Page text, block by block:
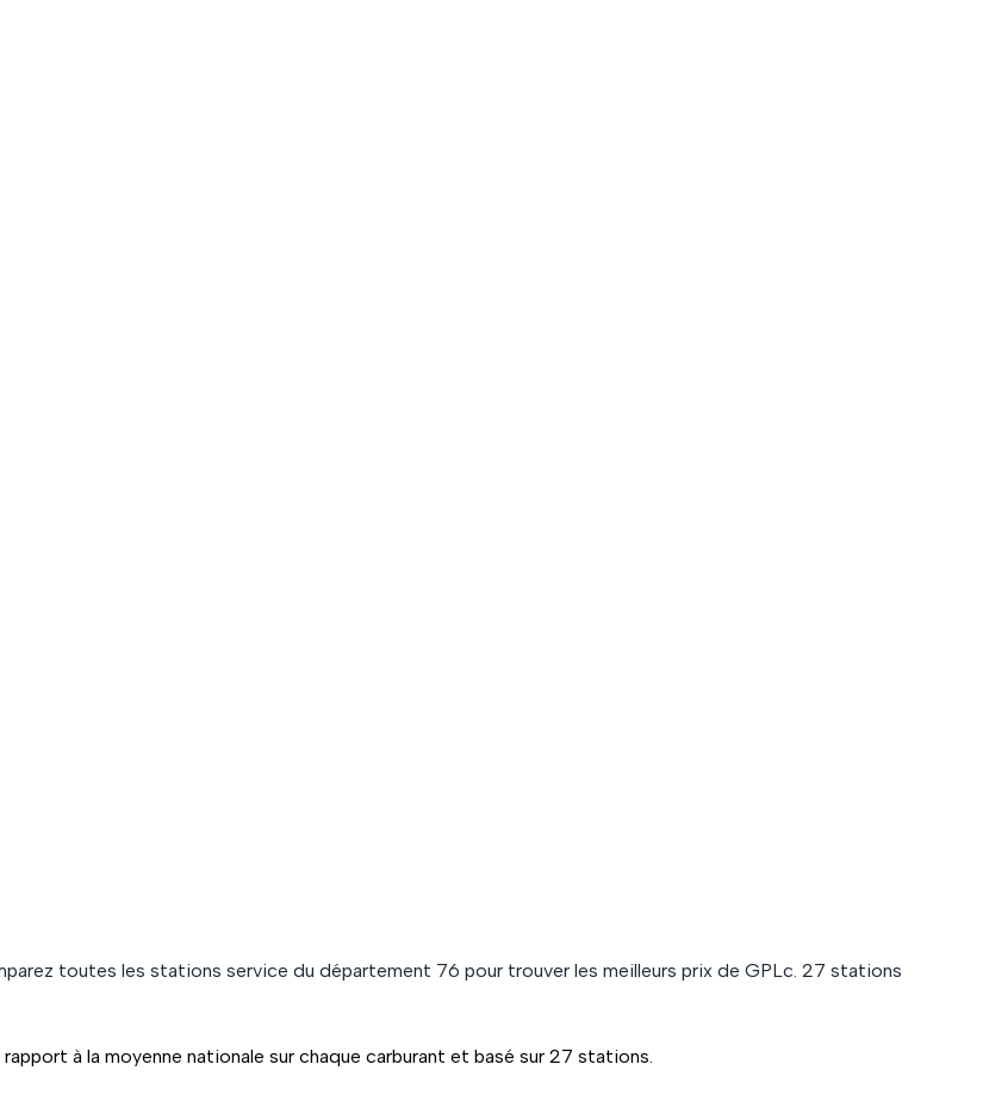
toutes les stations service du département 76 pour trouver les meilleurs prix de GPLc. 27 stations
à la moyenne nationale sur chaque carburant et basé sur 27 stations.